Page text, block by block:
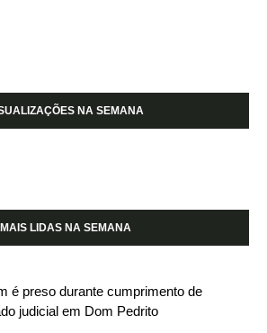
NA SEMANA
MAIS LIDAS NA SEMANA
é preso durante cumprimento de
judicial em Dom Pedrito